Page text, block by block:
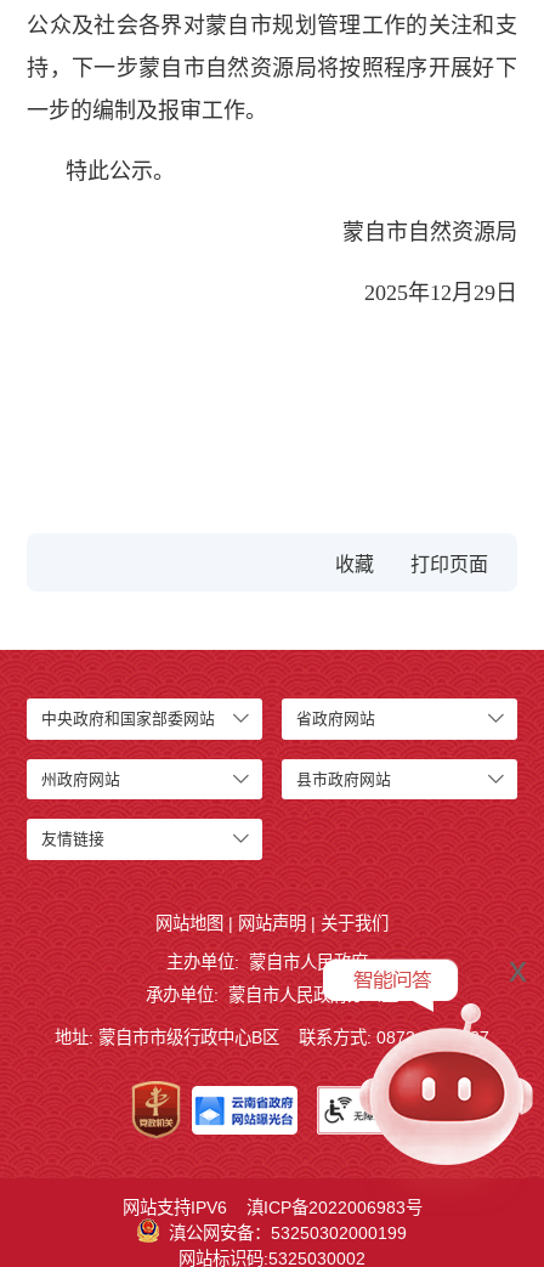
公众及社会各界对蒙自市规划管理工作的关注和支
持，下一步蒙自市自然资源局将按照程序开展好下
一步的编制及报审工作。
特此公示。
蒙自市自然资源局
2025年12月29日
收藏
中央政府和国家部委网站 省政府网站
州政府网站 县市政府网站
友情链接
x
网站地图 | 网站声明 | 关于我们
主办单位: 蒙自市人民政府
承办单位: 蒙自市人民政府办公室
地址: 蒙自市市级行政中心B区 联系方式: 0873-3724887
网站支持IPV6
滇ICP备2022006983号
滇公网安备：53250302000199
网站标识码:5325030002